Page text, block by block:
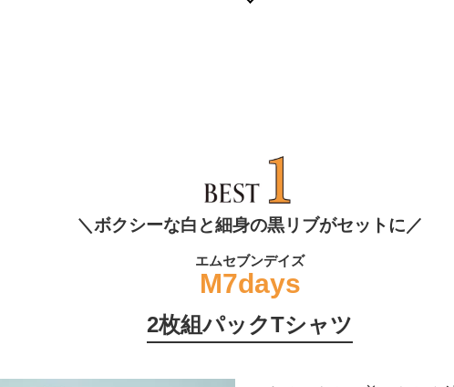
＼ボクシーな白と細身の黒リブがセットに／
M7days
エムセブンデイズ
2枚組パックTシャツ